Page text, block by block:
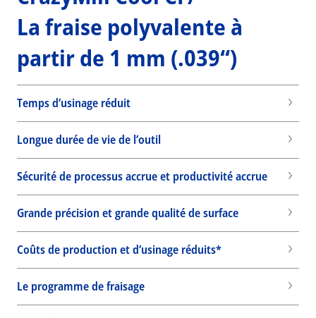
La fraise polyvalente à
partir de 1 mm (.039“)
Temps d’usinage réduit
Longue durée de vie de l’outil
Sécurité de processus accrue et productivité accrue
Grande précision et grande qualité de surface
Coûts de production et d’usinage réduits*
Le programme de fraisage